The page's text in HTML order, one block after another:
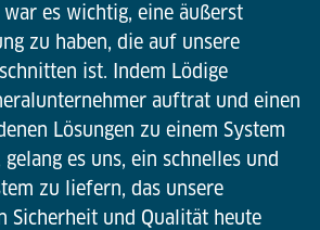
es wichtig, eine äußerst
zu haben, die auf unsere
ist. Indem Lödige
auftrat und einen
Lösungen zu einem System
es uns, ein schnelles und
zu liefern, das unsere
Sicherheit und Qualität heute